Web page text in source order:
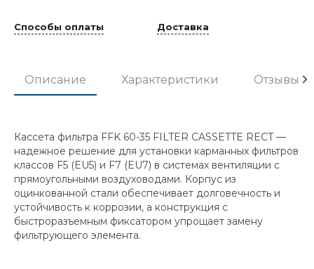
Способы оплаты Доставка
Описание Характеристики Отзывы
Кассета фильтра FFK 60-35 FILTER CASSETTE RECT —
надежное решение для установки карманных фильтров
классов F5 (EU5) и F7 (EU7) в системах вентиляции с
прямоугольными воздуховодами. Корпус из
оцинкованной стали обеспечивает долговечность и
устойчивость к коррозии, а конструкция с
быстроразъемным фиксатором упрощает замену
фильтрующего элемента.